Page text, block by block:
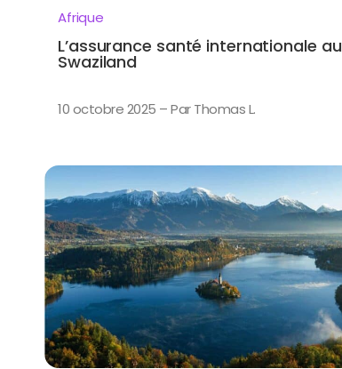
Afrique
L’assurance santé internationale au
Swaziland
10 octobre 2025 – Par Thomas L.